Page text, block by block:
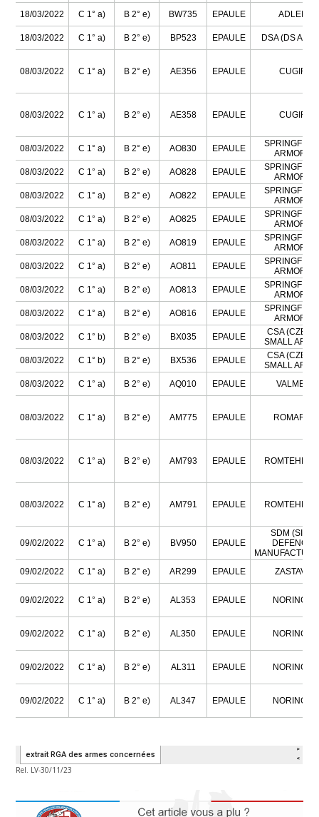
Rel. LV-30/11/23